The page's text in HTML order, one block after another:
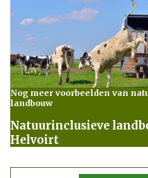
Nog meer voorbeelden van
landbouw
Natuurinclusieve
Helvoirt